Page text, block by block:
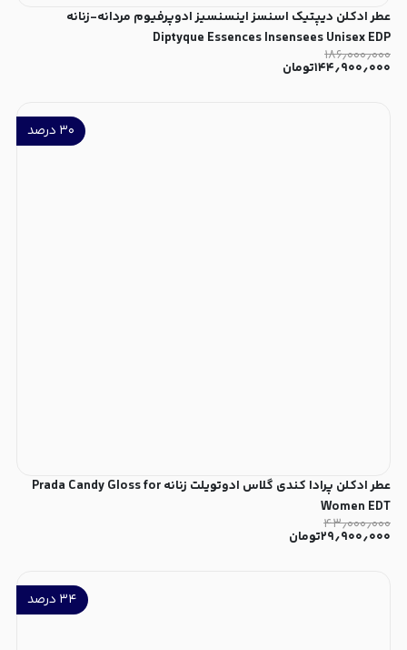
عطر ادکلن دیپتیک اسنسز اینسنسیز ادوپرفیوم مردانه-زنانه
Diptyque Essences Insensees Unisex EDP
۱۸۶٫۰۰۰٫۰۰۰
۱۴۴٫۹۰۰٫۰۰۰تومان
۳۰ درصد
عطر ادکلن پرادا کندی گلاس ادوتویلت زنانه Prada Candy Gloss for
Women EDT
۴۳٫۰۰۰٫۰۰۰
۲۹٫۹۰۰٫۰۰۰تومان
۳۴ درصد